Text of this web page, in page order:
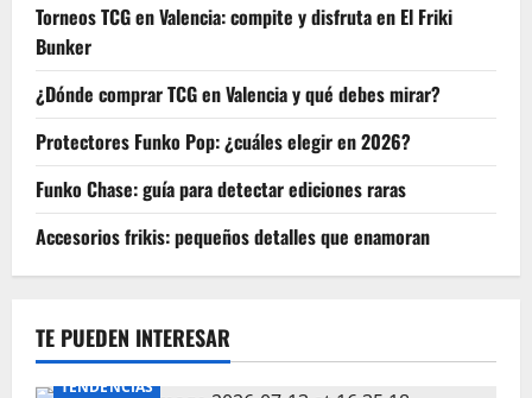
Torneos TCG en Valencia: compite y disfruta en El Friki
Bunker
¿Dónde comprar TCG en Valencia y qué debes mirar?
Protectores Funko Pop: ¿cuáles elegir en 2026?
Funko Chase: guía para detectar ediciones raras
Accesorios frikis: pequeños detalles que enamoran
TE PUEDEN INTERESAR
TENDENCIAS